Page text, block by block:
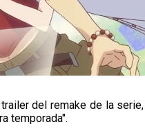
del remake de la
temporada".